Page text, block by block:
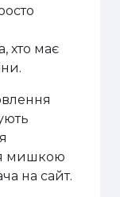
хто має
мишкою
на сайт.